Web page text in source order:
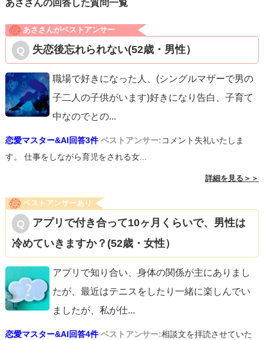
あささんの回答した質問一覧
あささんがベストアンサー
失恋後忘れられない(52歳・男性）
職場で好きになった人、(シングルマザーで男の
子二人の子供がいます)好きになり告白、子育て
中なのでとの...
恋愛マスター&AI回答3件 ベストアンサー:コメント失礼いたしま
す。 仕事をしながら育児をされる女...
詳細を見る＞＞
ベストアンサーあり
アプリで付き合って10ヶ月くらいで、男性は
冷めていきますか？(52歳・女性）
アプリで知り合い、身体の関係が主にありまし
たが、最近はテニスをしたり一緒に楽しんでい
ましたが、私が仕...
恋愛マスター&AI回答4件 ベストアンサー:相談文を拝読させていた